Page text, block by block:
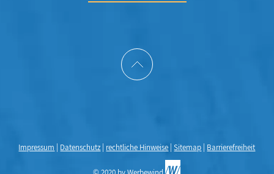
Impressum Datenschutz rechtliche Hinweise |Sitemap Barrierefreiheit